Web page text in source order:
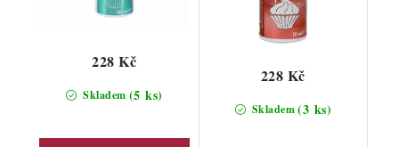
Skladem (5 ks)
228 Kč
Skladem(3 ks)
228 Kč